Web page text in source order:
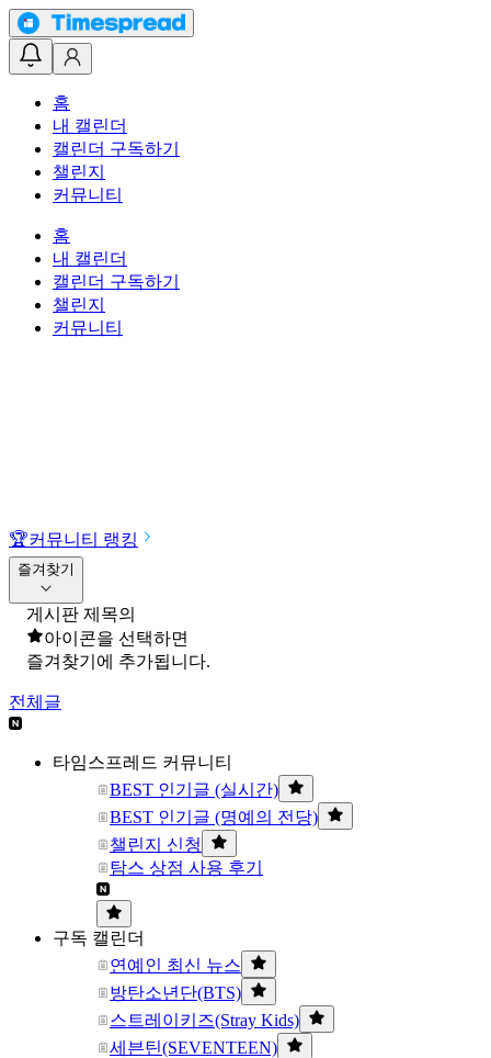
홈
내 캘린더
캘린더 구독하기
챌린지
커뮤니티
홈
내 캘린더
캘린더 구독하기
챌린지
커뮤니티
🏆커뮤니티 랭킹
즐겨찾기
게시판 제목의
아이콘을 선택하면
즐겨찾기에 추가됩니다.
전체글
타임스프레드 커뮤니티
BEST 인기글 (실시간)
BEST 인기글 (명예의 전당)
챌린지 신청
탐스 상점 사용 후기
구독 캘린더
연예인 최신 뉴스
방탄소년단(BTS)
스트레이키즈(Stray Kids)
세븐틴(SEVENTEEN)